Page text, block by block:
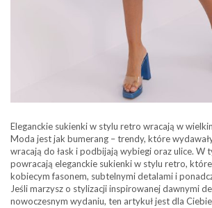
Eleganckie sukienki w stylu retro wracają w
Moda jest jak bumerang – trendy, które
wracają do łask i podbijają wybiegi oraz ulice. W
powracają eleganckie sukienki w stylu retro,
kobiecym fasonem, subtelnymi detalami i
Jeśli marzysz o stylizacji inspirowanej dawnymi
nowoczesnym wydaniu, ten artykuł jest dla